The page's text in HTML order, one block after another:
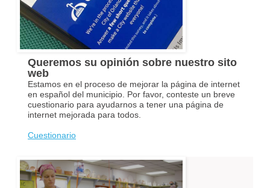
Queremos su opinión sobre nuestro sito
web
Estamos en el proceso de mejorar la página de internet
en español del municipio. Por favor, conteste un breve
cuestionario para ayudarnos a tener una página de
internet mejorada para todos.
Cuestionario